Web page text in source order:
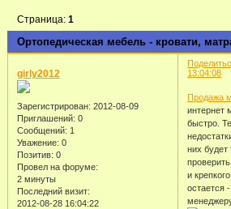
Ортопедическая мебель - кровати,
Страница:1
13:04:08
girly2012
Зарегистрирован: 2012-08-09
Приглашений: 0
Сообщений: 1
Уважение: 0
Позитив: 0
Провел на форуме:
2 минуты
Последний визит:
2012-08-28 16:04:22
Продажа
интернет
быстро.
них будет
и
остается